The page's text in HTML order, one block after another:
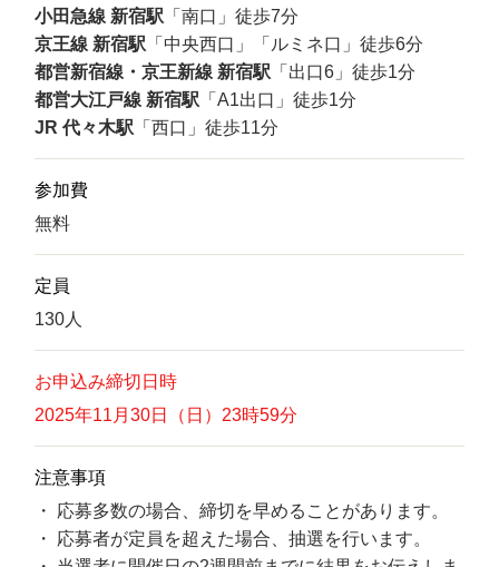
小田急線 新宿駅 「南口」徒歩7分
京王線 新宿駅 「中央西口」「ルミネ口」徒歩6分
都営新宿線・京王新線 新宿駅 「出口6」徒歩1分
都営大江戸線 新宿駅 「A1出口」徒歩1分
JR 代々木駅 「西口」徒歩11分
参加費
無料
定員
130人
お申込み締切日時
2025年11月30日（日）23時59分
注意事項
・ 応募多数の場合、締切を早めることがあります。
・ 応募者が定員を超えた場合、抽選を行います。